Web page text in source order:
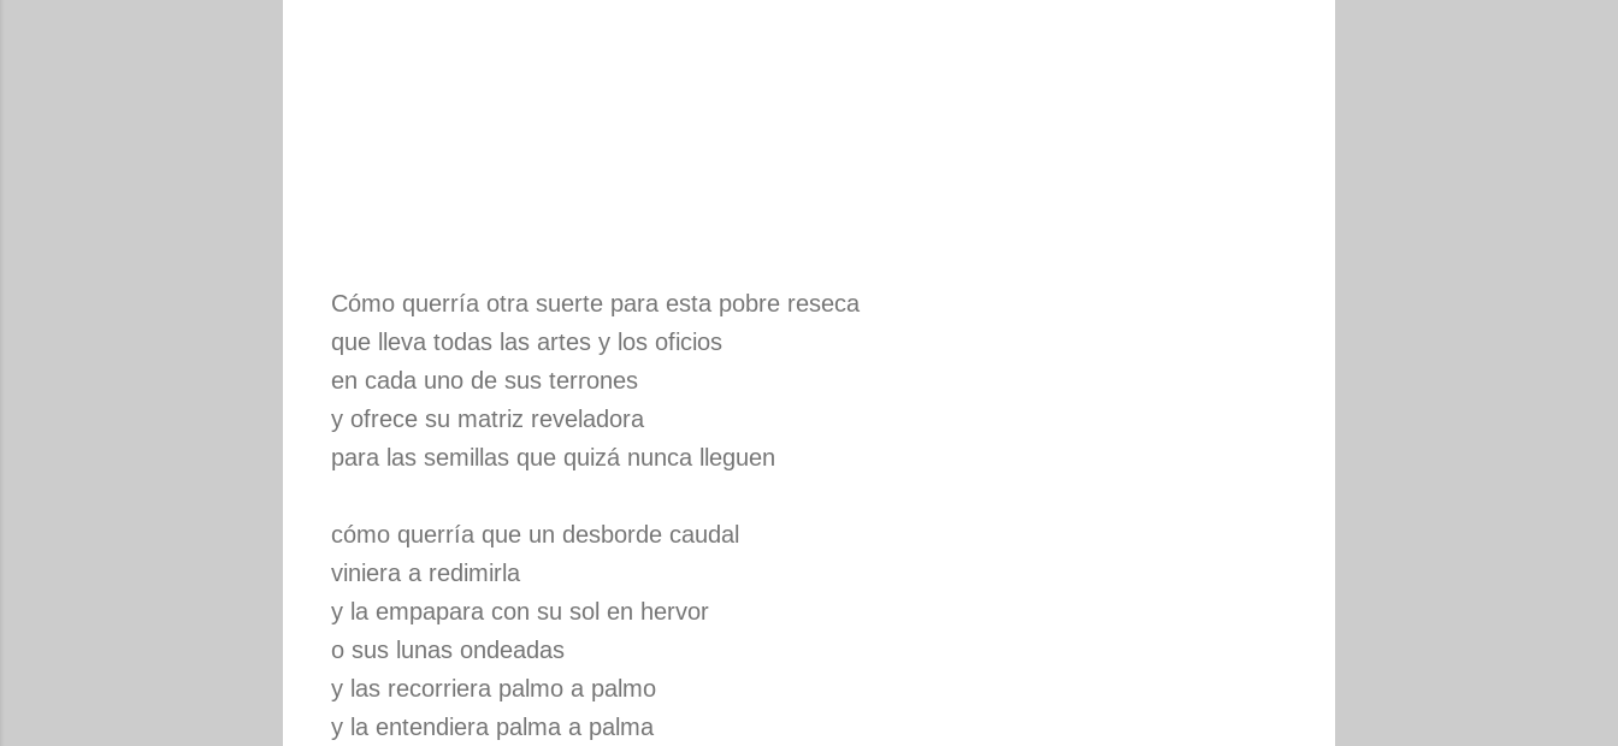
Cómo querría otra suerte para esta pobre reseca
que lleva todas las artes y los oficios
en cada uno de sus terrones
y ofrece su matriz reveladora
para las semillas que quizá nunca lleguen
cómo querría que un desborde caudal
viniera a redimirla
y la empapara con su sol en hervor
o sus lunas ondeadas
y las recorriera palmo a palmo
y la entendiera palma a palma